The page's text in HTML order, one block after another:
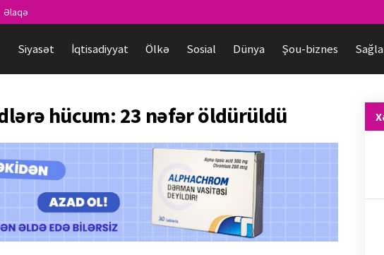
Əlaqə
Siyasət İqtisadiyyat Ölkə Sosial Dünya Şou-biznes
hücum: 23 nəfər öldürüldü